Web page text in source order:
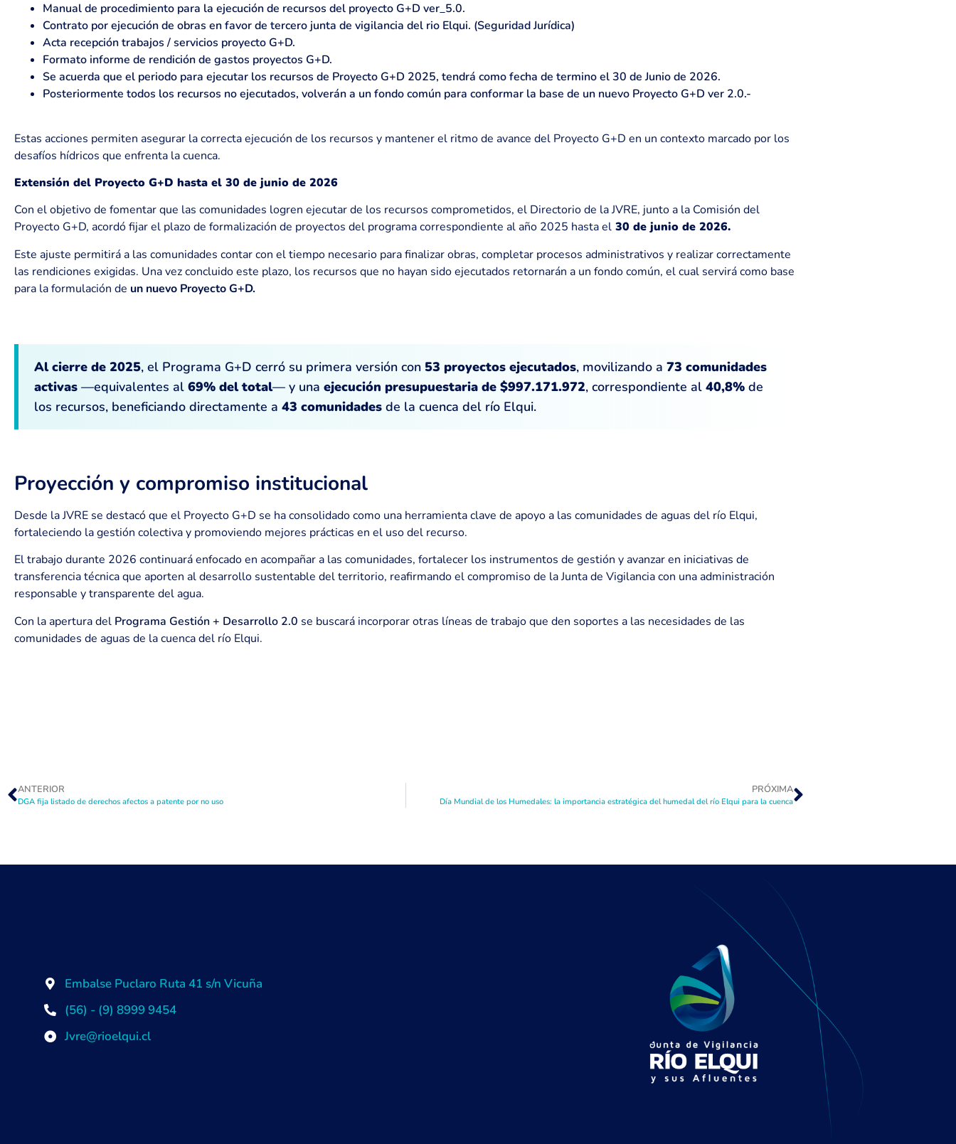
Manual de procedimiento para la ejecución de recursos del proyecto G+D ver_5.0.
Contrato por ejecución de obras en favor de tercero junta de vigilancia del rio Elqui. (Seguridad Jurídica)
Acta recepción trabajos / servicios proyecto G+D.
Formato informe de rendición de gastos proyectos G+D.
Se acuerda que el periodo para ejecutar los recursos de Proyecto G+D 2025, tendrá como fecha de termino el 30 de Junio de 2026.
Posteriormente todos los recursos no ejecutados, volverán a un fondo común para conformar la base de un nuevo Proyecto G+D ver 2.0.-
Estas acciones permiten asegurar la correcta ejecución de los recursos y mantener el ritmo de avance del Proyecto G+D en un contexto marcado por los
desafíos hídricos que enfrenta la cuenca.
Extensión del Proyecto G+D hasta el 30 de junio de 2026
Con el objetivo de fomentar que las comunidades logren ejecutar de los recursos comprometidos, el Directorio de la JVRE, junto a la Comisión del
Proyecto G+D, acordó fijar el plazo de formalización de proyectos del programa correspondiente al año 2025 hasta el 30 de junio de 2026.
Este ajuste permitirá a las comunidades contar con el tiempo necesario para finalizar obras, completar procesos administrativos y realizar correctamente
las rendiciones exigidas. Una vez concluido este plazo, los recursos que no hayan sido ejecutados retornarán a un fondo común, el cual servirá como base
para la formulación de un nuevo Proyecto G+D.
Al cierre de 2025, el Programa G+D cerró su primera versión con 53 proyectos ejecutados, movilizando a 73 comunidades
activas —equivalentes al 69% del total— y una ejecución presupuestaria de $997.171.972, correspondiente al 40,8% de
los recursos, beneficiando directamente a 43 comunidades de la cuenca del río Elqui.
Proyección y compromiso institucional
Desde la JVRE se destacó que el Proyecto G+D se ha consolidado como una herramienta clave de apoyo a las comunidades de aguas del río Elqui,
fortaleciendo la gestión colectiva y promoviendo mejores prácticas en el uso del recurso.
El trabajo durante 2026 continuará enfocado en acompañar a las comunidades, fortalecer los instrumentos de gestión y avanzar en iniciativas de
transferencia técnica que aporten al desarrollo sustentable del territorio, reafirmando el compromiso de la Junta de Vigilancia con una administración
responsable y transparente del agua.
Con la apertura del Programa Gestión + Desarrollo 2.0 se buscará incorporar otras líneas de trabajo que den soportes a las necesidades de las
comunidades de aguas de la cuenca del río Elqui.
ANTERIOR
DGA fija listado de derechos afectos a patente por no uso
PRÓXIMA
Día Mundial de los Humedales: la importancia estratégica del humedal del río Elqui para la cuenca
Embalse Puclaro Ruta 41 s/n Vicuña
(56) - (9) 8999 9454
Jvre@rioelqui.cl